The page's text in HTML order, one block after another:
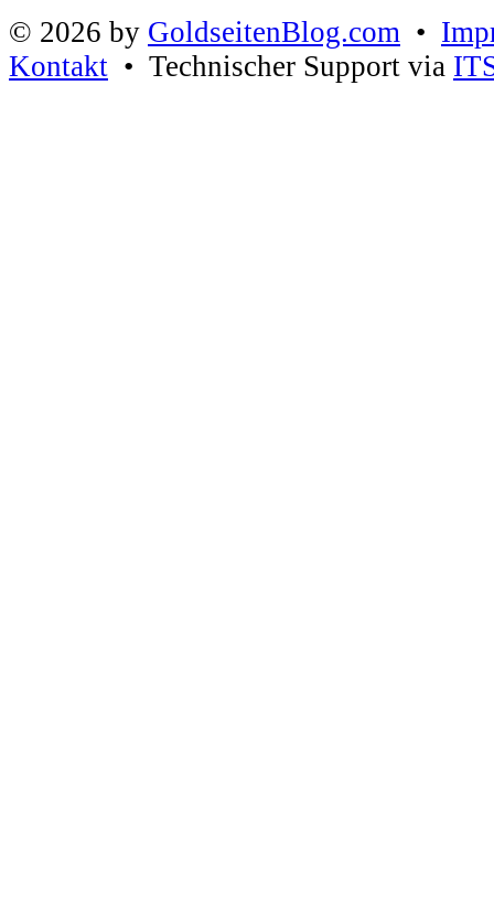
© 2026 by GoldseitenBlog.com •
Kontakt • Technischer Support via